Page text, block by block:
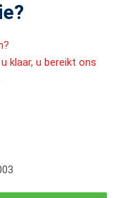
klaar, u bereikt ons